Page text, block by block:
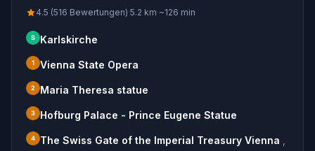
4.5 (516 Bewertungen)·5.2 km·~126 min
S Karlskirche
1 Vienna State Opera
2 Maria Theresa statue
3 Hofburg Palace - Prince Eugene Statue
4 The Swiss Gate of the Imperial Treasury Vienna